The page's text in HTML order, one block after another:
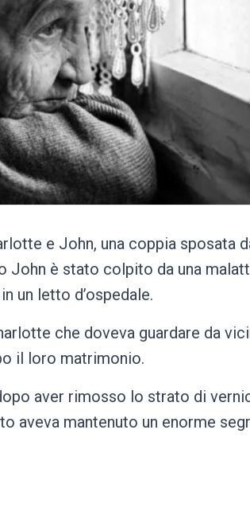
e John, una coppia sposata
John è stato colpito da una
un letto d’ospedale.
che doveva guardare da
il loro matrimonio.
aver rimosso lo strato di
aveva mantenuto un enorme